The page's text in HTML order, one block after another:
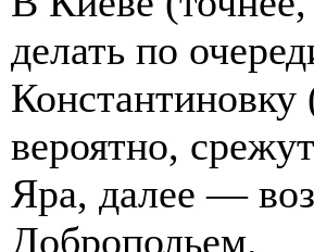
делать по
вероятно,
Яра, далее —
Добропольем.